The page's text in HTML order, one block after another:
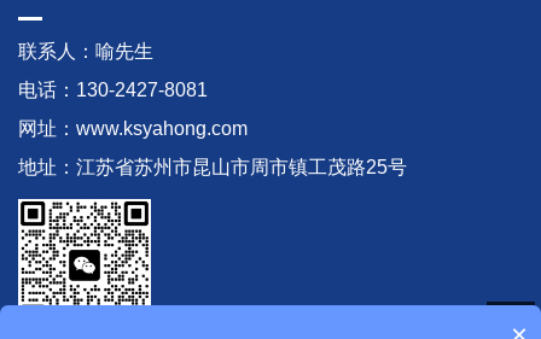
联系人：喻先生
电话：130-2427-8081
网址：www.ksyahong.com
地址：江苏省苏州市昆山市周市镇工茂路25号